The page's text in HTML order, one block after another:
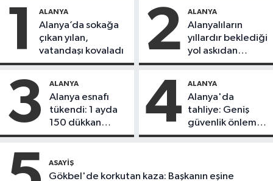
1 ALANYA
Alanya’da sokağa
çıkan yılan,
vatandaşı kovaladı
2 ALANYA
Alanyalıların
yıllardır beklediği
yol askıdan
döndü
3 ALANYA
Alanya esnafı
tükendi: 1 ayda
150 dükkan
kapandı
4 ALANYA
Alanya'da
tahliye: Geniş
güvenlik önlemi
alındı
ASAYIŞ
Gökbel'de korkutan kaza: Başkanın eşine